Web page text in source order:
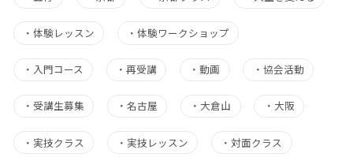
・ 体験レッスン ・体験ワークショップ
・ 入門コース ・再受講 ・動画 ・ 協会活動
・ 受講生募集 ・名古屋 ・ 大倉山 ・ 大阪
・ 実技クラス ・ 実技レッスン ・対面クラス